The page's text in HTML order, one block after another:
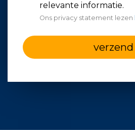
relevante informatie.
Ons privacy statement lezen
verzend